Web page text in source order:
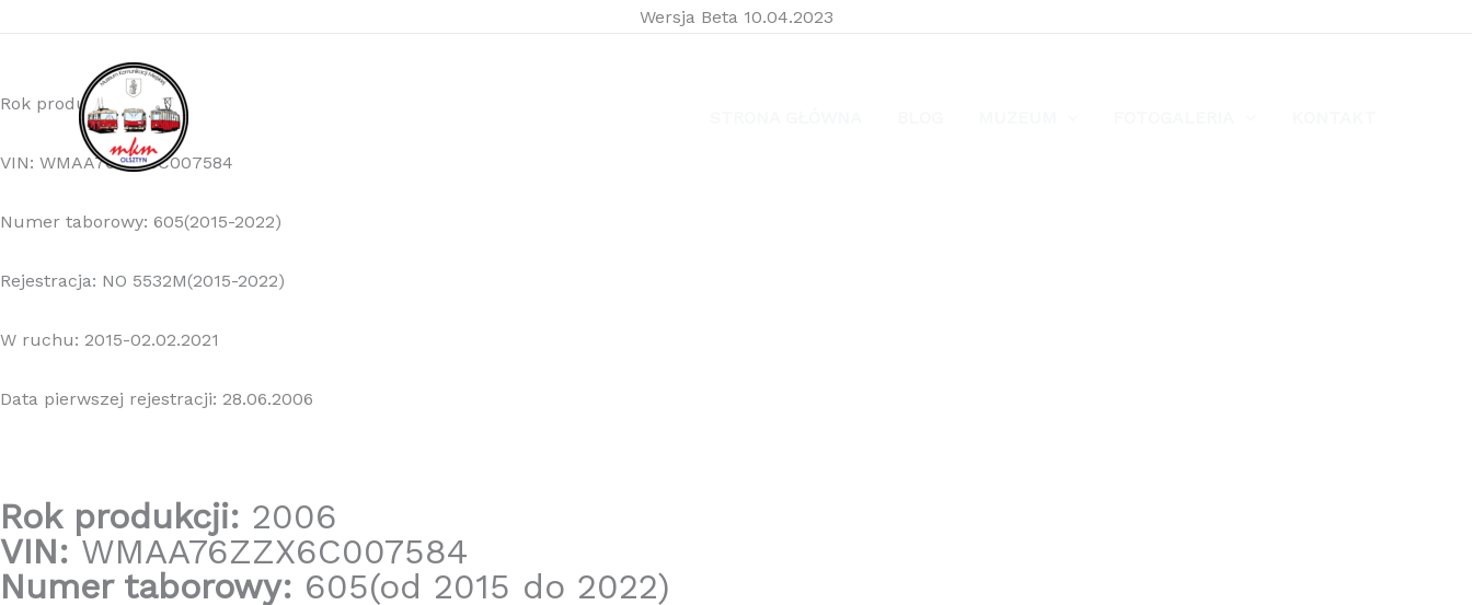
Wersja Beta 10.04.2023
Rok produkcji: 2006
VIN: WMAA76ZZX6C007584
Numer taborowy: 605(2015-2022)
Rejestracja: NO 5532M(2015-2022)
W ruchu: 2015-02.02.2021
Data pierwszej rejestracji: 28.06.2006
Rok produkcji: 2006
VIN: WMAA76ZZX6C007584
Numer taborowy: 605(od 2015 do 2022)